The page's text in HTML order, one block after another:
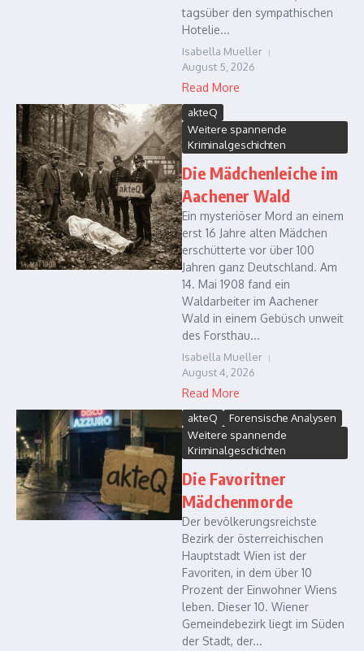
tagsüber den sympathischen
Hotelie...
Isabella Mueller
August 5, 2026
Read More
akteQ
Weitere spannende
Kriminalgeschichten
Die Mädchenleiche im
Aachener Wald
Ein mysteriöser Mord an einem
erst 16 Jahre alten Mädchen
erschütterte vor über 100
Jahren ganz Deutschland. Am
14. Mai 1908 fand ein
Waldarbeiter im Aachener
Wald in einem Gebüsch unweit
des Forsthau...
Isabella Mueller
August 4, 2026
Read More
akteQ
Forensische Analysen
Weitere spannende
Kriminalgeschichten
Die Favoritner
Mädchenmorde
Der bevölkerungsreichste
Bezirk der österreichischen
Hauptstadt Wien ist der
Favoriten, in dem über 10
Prozent der Einwohner Wiens
leben. Dieser 10. Wiener
Gemeindebezirk liegt im Süden
der Stadt, der...